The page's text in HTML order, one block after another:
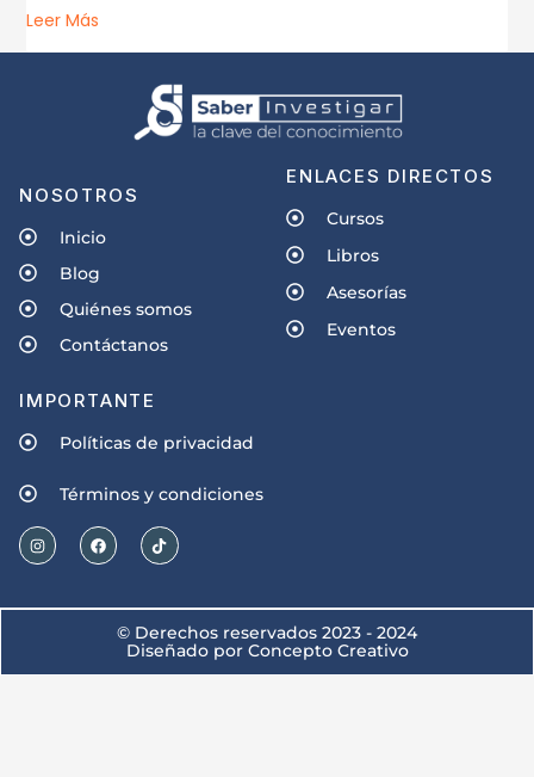
Leer Más
NOSOTROS
Inicio
Blog
Quiénes somos
Contáctanos
ENLACES DIRECTOS
Cursos
Libros
Asesorías
Eventos
IMPORTANTE
Políticas de privacidad
Términos y condiciones
© Derechos reservados 2023 - 2024
Diseñado por Concepto Creativo